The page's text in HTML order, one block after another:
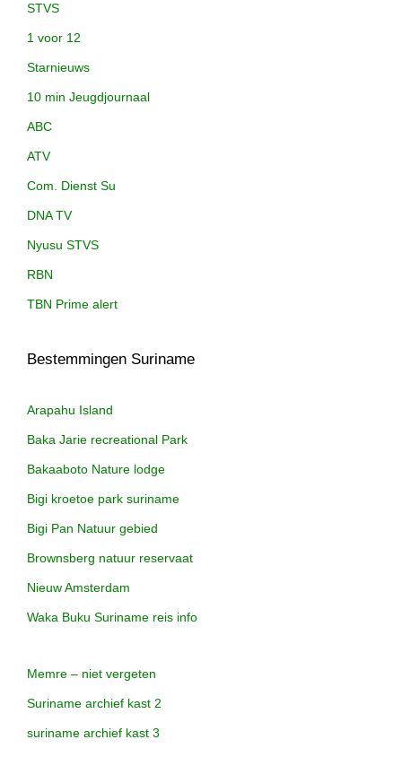
STVS
1 voor 12
Starnieuws
10 min Jeugdjournaal
ABC
ATV
Com. Dienst Su
DNA TV
Nyusu STVS
RBN
TBN Prime alert
Bestemmingen Suriname
Arapahu Island
Baka Jarie recreational Park
Bakaaboto Nature lodge
Bigi kroetoe park suriname
Bigi Pan Natuur gebied
Brownsberg natuur reservaat
Nieuw Amsterdam
Waka Buku Suriname reis info
Memre – niet vergeten
Suriname archief kast 2
suriname archief kast 3